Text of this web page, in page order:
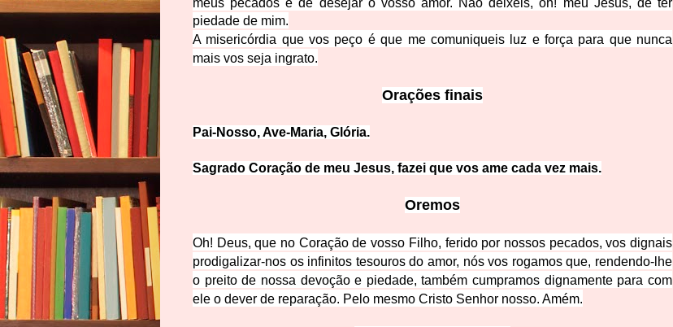
piedade de mim.
A misericórdia que vos peço é que me comuniqueis luz e força para que nunca
mais vos seja ingrato.
Orações finais
Pai-Nosso, Ave-Maria, Glória.
Sagrado Coração de meu Jesus, fazei que vos ame cada vez mais.
Oremos
Oh! Deus, que no Coração de vosso Filho, ferido por nossos pecados, vos dignais
prodigalizar-nos os infinitos tesouros do amor, nós vos rogamos que, rendendo-lhe
o preito de nossa devoção e piedade, também cumpramos dignamente para com
ele o dever de reparação. Pelo mesmo Cristo Senhor nosso. Amém.